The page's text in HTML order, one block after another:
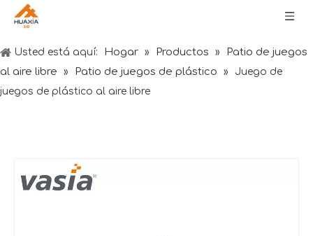
Usted está aquí: Hogar » Productos »
Patio de juegos
al aire libre
» Patio de juegos de plástico »
Juego de
juegos de plástico al aire libre